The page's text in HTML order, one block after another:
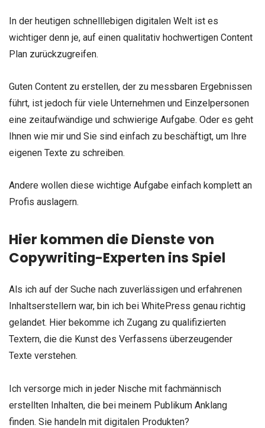
In der heutigen schnelllebigen digitalen Welt ist es
wichtiger denn je, auf einen qualitativ hochwertigen Content
Plan zurückzugreifen.
Guten Content zu erstellen, der zu messbaren Ergebnissen
führt, ist jedoch für viele Unternehmen und Einzelpersonen
eine zeitaufwändige und schwierige Aufgabe. Oder es geht
Ihnen wie mir und Sie sind einfach zu beschäftigt, um Ihre
eigenen Texte zu schreiben.
Andere wollen diese wichtige Aufgabe einfach komplett an
Profis auslagern.
Hier kommen die Dienste von
Copywriting-Experten ins Spiel
Als ich auf der Suche nach zuverlässigen und erfahrenen
Inhaltserstellern war, bin ich bei WhitePress genau richtig
gelandet. Hier bekomme ich Zugang zu qualifizierten
Textern, die die Kunst des Verfassens überzeugender
Texte verstehen.
Ich versorge mich in jeder Nische mit fachmännisch
erstellten Inhalten, die bei meinem Publikum Anklang
finden. Sie handeln mit digitalen Produkten?